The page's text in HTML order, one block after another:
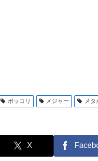
ポッコリ メジャー メタ
X